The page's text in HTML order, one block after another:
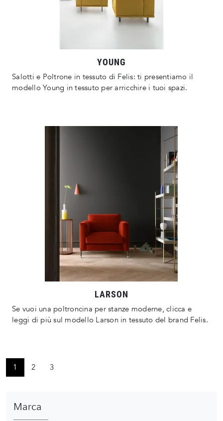
YOUNG
Salotti e Poltrone in tessuto di Felis: ti presentiamo il
modello Young in tessuto per arricchire i tuoi spazi.
LARSON
Se vuoi una poltroncina per stanze moderne, clicca e
leggi di più sul modello Larson in tessuto del brand Felis.
1 2 3
Marca